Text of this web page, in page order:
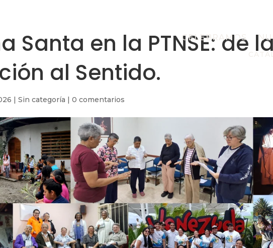
CELEBRAMOS
Santa en la PTNSE: de la
al Sentido.
|Sin categoría |0 comentarios